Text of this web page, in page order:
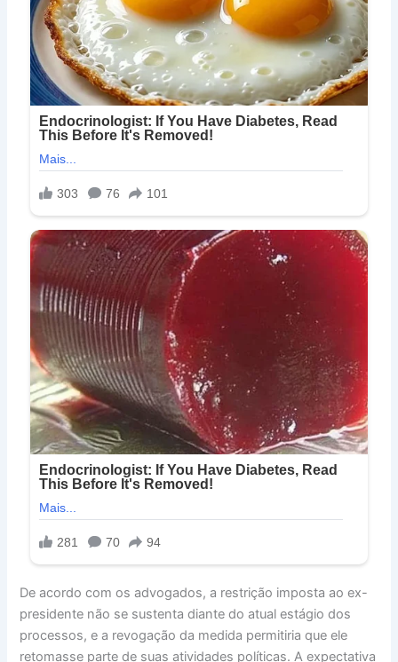
De acordo com os advogados, a restrição imposta ao ex-
presidente não se sustenta diante do atual estágio dos
processos, e a revogação da medida permitiria que ele
retomasse parte de suas atividades políticas. A expectativa